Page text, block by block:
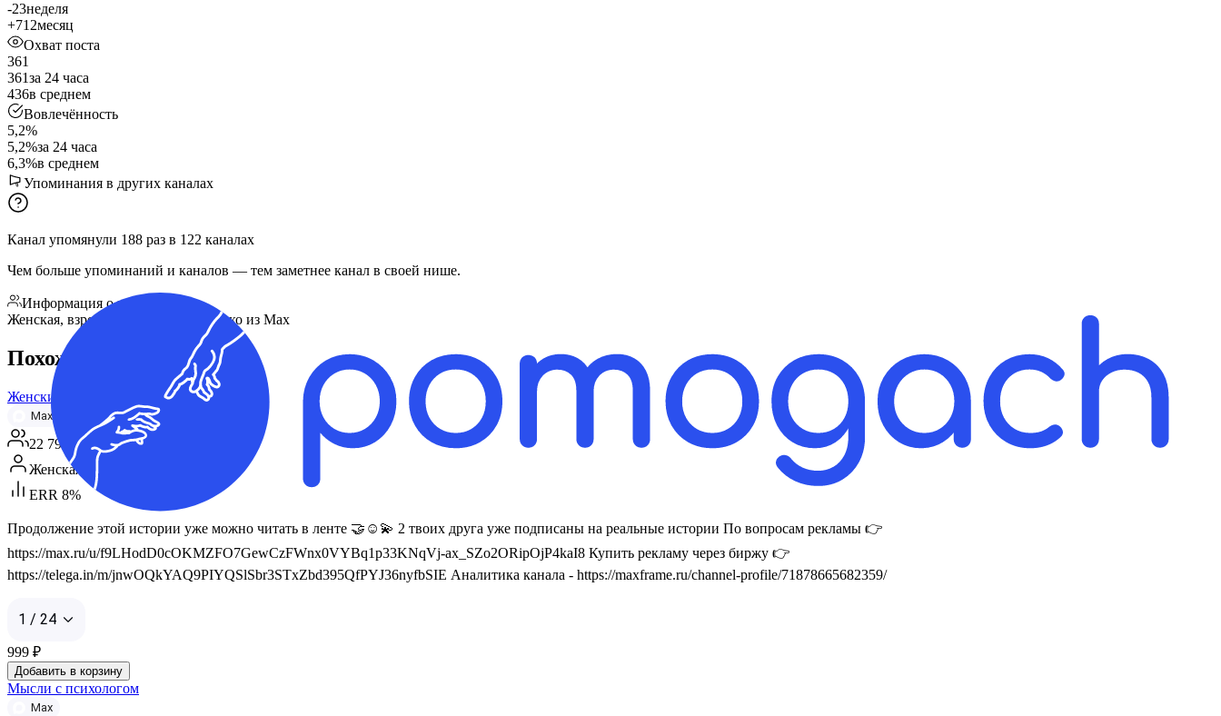
-23неделя
+712месяц
Охват поста
361
361за 24 часа
436в среднем
Вовлечённость
5,2%
5,2%за 24 часа
6,3%в среднем
Упоминания в других каналах
Канал упомянули 188 раз в 122 каналах
Чем больше упоминаний и каналов — тем заметнее канал в своей нише.
Информация о подписчиках
Женская, взрослая ЦА, трафик только из Max
Похожие каналы
Женские тайны
Max
22 792
Женская аудитория
ERR 8%
Продолжение этой истории уже можно читать в ленте 🤝☺️💫 2 твоих друга уже подписаны на реальные истории По вопросам рекламы 👉
https://max.ru/u/f9LHodD0cOKMZFO7GewCzFWnx0VYBq1p33KNqVj-ax_SZo2ORipOjP4kaI8 Купить рекламу через биржу 👉
https://telega.in/m/jnwOQkYAQ9PIYQSlSbr3STxZbd395QfPYJ36nyfbSIE Аналитика канала - https://maxframe.ru/channel-profile/71878665682359/
1 / 24
999 ₽
Добавить в корзину
Мысли с психологом
Max